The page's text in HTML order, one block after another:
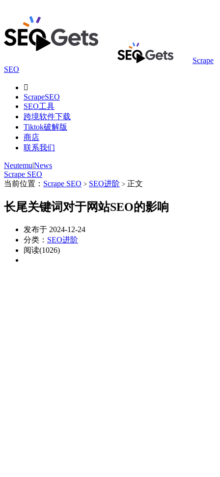
Scrape
SEO

ScrapeSEO
SEO工具
跨境软件下载
Tiktok破解版
商店
联系我们
Neutemu|News
Scrape SEO
当前位置： Scrape SEO > SEO进阶 > 正文
长尾关键词对于网站SEO的影响
发布于 2024-12-24
分类： SEO进阶
阅读(1026)